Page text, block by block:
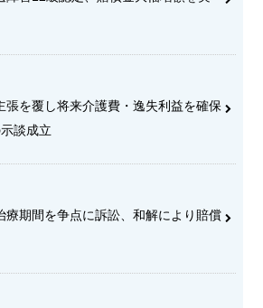
張を覆し将来介護費・逸失利益を確保
談成立
療期間を争点に訴訟、和解により賠償